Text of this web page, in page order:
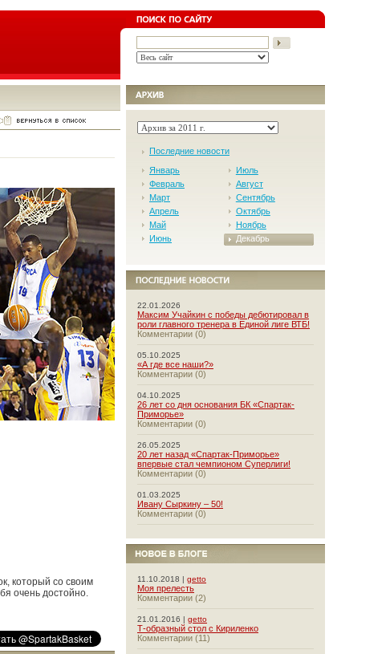
который со своим
очень достойно.
Последние новости
Январь
Февраль
Март
Апрель
Май
Июнь
Июль
Август
Сентябрь
Октябрь
Ноябрь
Декабрь
22.01.2026
Максим Учайкин с победы дебютировал в
роли главного тренера в Единой лиге ВТБ!
Комментарии (0)
05.10.2025
«А где все наши?»
Комментарии (0)
04.10.2025
26 лет со дня основания БК «Спартак-
Приморье»
Комментарии (0)
26.05.2025
20 лет назад «Спартак-Приморье»
впервые стал чемпионом Суперлиги!
Комментарии (0)
01.03.2025
Ивану Сыркину – 50!
Комментарии (0)
11.10.2018 | getto
Моя прелесть
Комментарии (2)
21.01.2016 | getto
Т-образный стол с Кириленко
Комментарии (11)